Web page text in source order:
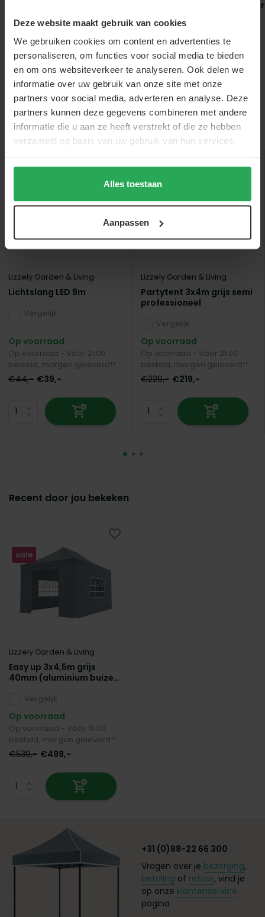
Deze website maakt gebruik van cookies
We gebruiken cookies om content en advertenties te
personaliseren, om functies voor social media te bieden
en om ons websiteverkeer te analyseren. Ook delen we
informatie over uw gebruik van onze site met onze
partners voor social media, adverteren en analyse. Deze
partners kunnen deze gegevens combineren met andere
informatie die u aan ze heeft verstrekt of die ze hebben
verzameld op basis van uw gebruik van hun services.
Alles toestaan
Aanpassen
€2,- €27,-
Stretch rok
€7,-
Anderen bekeken ook
Lizzely Garden & Living
Lichtslang LED 9m
Vergelijk
Op voorraad
Op voorraad - Vóór 21:00
besteld, morgen geleverd!*
€44,- €39,-
sale
Lizzely Garden & Living
Partytent 3x4m grijs semi
professioneel
Vergelijk
Op voorraad
Op voorraad - Vóór 21:00
besteld, morgen geleverd!*
€229,- €219,-
Recent door jou bekeken
sale
Lizzely Garden & Living
Easy up 3x4,5m grijs
40mm (aluminium buizen)
opvouwbaar
Vergelijk
Op voorraad
Op voorraad - Vóór 16:00
besteld, morgen geleverd!*
€539,- €499,-
+31 (0)88-22 66 300
Vragen over je bezorging,
betaling of retour, vind je
op onze klantenservice
pagina